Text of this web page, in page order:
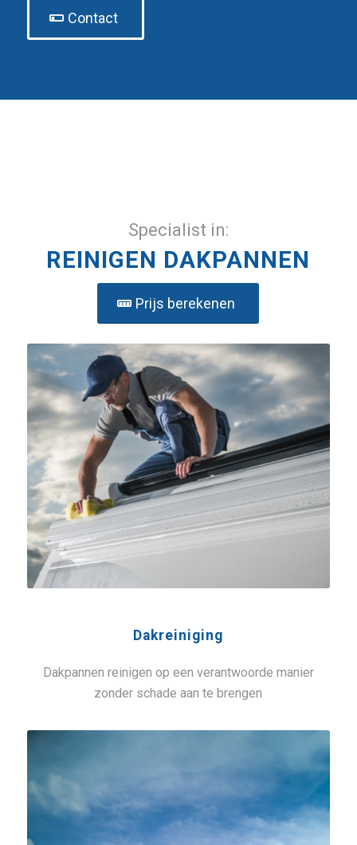
Contact
Specialist in:
REINIGEN DAKPANNEN
Prijs berekenen
Dakreiniging
Dakpannen reinigen op een verantwoorde manier
zonder schade aan te brengen